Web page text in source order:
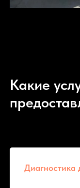
Какие
Диагностика